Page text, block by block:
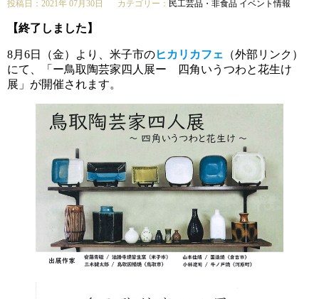
投稿日：2021年 07月30日 カテゴリー： 民工芸品・非食品 イベント情報
【終了しました】
8月6日（金）より、米子市のヒカリカフェ （外部リンク）
にて、「ー鳥取陶芸家四人展ー 四角いうつわと花生け
展」が開催されます。